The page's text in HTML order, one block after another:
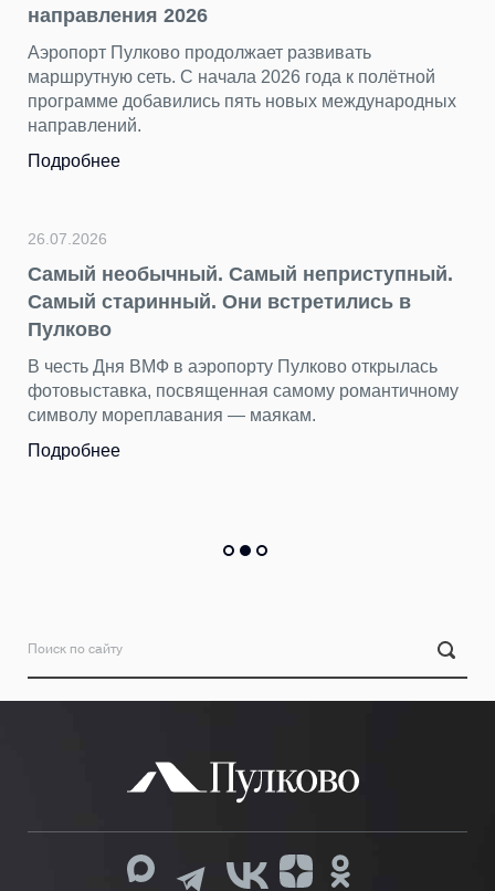
направления 2026
Аэропорт Пулково продолжает развивать
маршрутную сеть. С начала 2026 года к полётной
программе добавились пять новых международных
направлений.
Подробнее
26.07.2026
Самый необычный. Самый неприступный.
Самый старинный. Они встретились в
Пулково
В честь Дня ВМФ в аэропорту Пулково открылась
фотовыставка, посвященная самому романтичному
символу мореплавания — маякам.
Подробнее